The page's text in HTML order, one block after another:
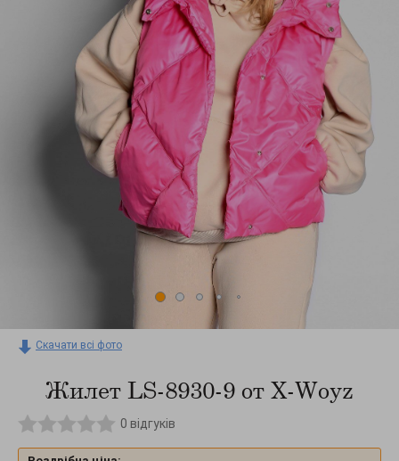
Скачати всі фото
Жилет LS-8930-9 от X-Woyz
0 відгуків